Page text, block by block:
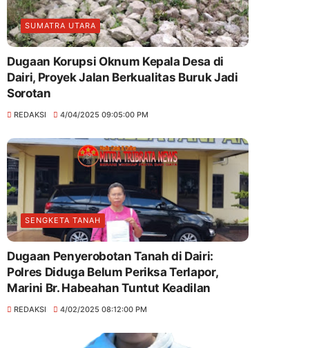
SUMATRA UTARA
Dugaan Korupsi Oknum Kepala Desa di
Dairi, Proyek Jalan Berkualitas Buruk Jadi
Sorotan
REDAKSI 4/04/2025 09:05:00 PM
SENGKETA TANAH
Dugaan Penyerobotan Tanah di Dairi:
Polres Diduga Belum Periksa Terlapor,
Marini Br. Habeahan Tuntut Keadilan
REDAKSI 4/02/2025 08:12:00 PM